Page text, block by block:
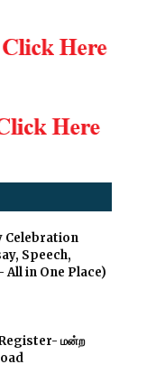
Celebration
Speech,
in One Place)
மன்ற